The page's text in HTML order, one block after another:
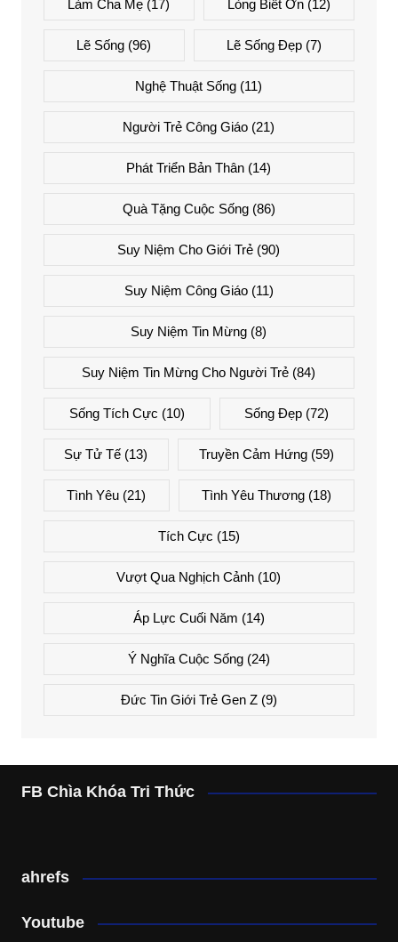
Làm Cha Mẹ (17) Lòng Biết Ơn(12)
Lẽ Sống (96) Lẽ Sống Đẹp(7)
Nghệ Thuật Sống (11)
Người Trẻ Công Giáo (21)
Phát Triển Bản Thân (14)
Quà Tặng Cuộc Sống(86)
Suy Niệm Cho Giới Trẻ (90)
Suy Niệm Công Giáo(11)
Suy Niệm Tin Mừng (8)
Suy Niệm Tin Mừng Cho Người Trẻ (84)
Sống Tích Cực (10) Sống Đẹp (72)
Sự Tử Tế (13) Truyền Cảm Hứng(59)
Tình Yêu (21) Tình Yêu Thương(18)
Tích Cực (15)
Vượt Qua Nghịch Cảnh (10)
Áp Lực Cuối Năm (14)
Ý Nghĩa Cuộc Sống(24)
Đức Tin Giới Trẻ Gen Z(9)
FB Chìa Khóa Tri Thức
ahrefs
Youtube